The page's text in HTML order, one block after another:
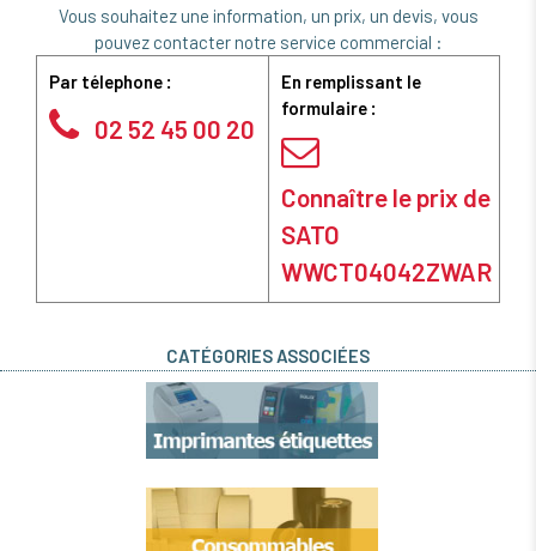
Vous souhaitez une information, un prix, un devis, vous
pouvez contacter notre service commercial :
Par télephone :
02 52 45 00 20
En remplissant le
formulaire :
Connaître le prix de
SATO
WWCT04042ZWAR
CATÉGORIES ASSOCIÉES